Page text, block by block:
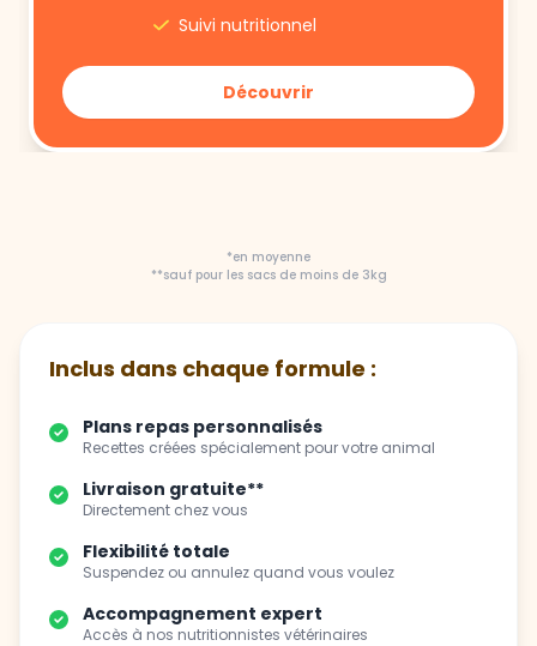
Suivi nutritionnel
Découvrir
*en moyenne
**sauf pour les sacs de moins de 3kg
Inclus dans chaque formule :
Plans repas personnalisés
Recettes créées spécialement pour votre animal
Livraison gratuite**
Directement chez vous
Flexibilité totale
Suspendez ou annulez quand vous voulez
Accompagnement expert
Accès à nos nutritionnistes vétérinaires